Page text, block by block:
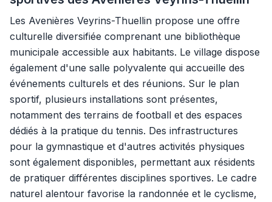
Les Avenières Veyrins-Thuellin propose une offre
culturelle diversifiée comprenant une bibliothèque
municipale accessible aux habitants. Le village dispose
également d'une salle polyvalente qui accueille des
événements culturels et des réunions. Sur le plan
sportif, plusieurs installations sont présentes,
notamment des terrains de football et des espaces
dédiés à la pratique du tennis. Des infrastructures
pour la gymnastique et d'autres activités physiques
sont également disponibles, permettant aux résidents
de pratiquer différentes disciplines sportives. Le cadre
naturel alentour favorise la randonnée et le cyclisme,